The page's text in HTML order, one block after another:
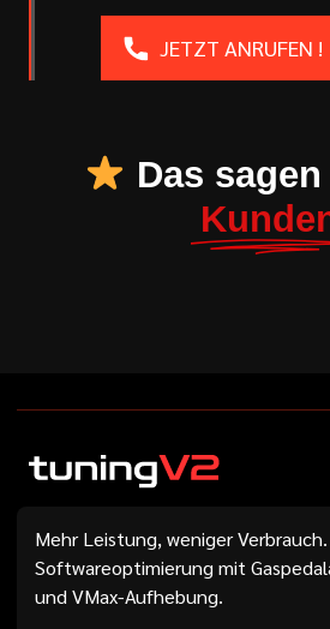
JETZT ANRUFEN !
Das
Mehr Leistung, weniger
Softwareoptimierung mit
und VMax-Aufhebung.